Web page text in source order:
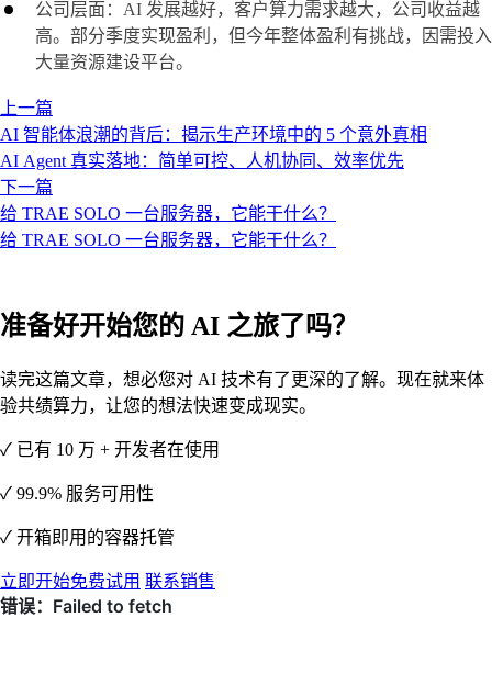
公司层面：AI 发展越好，客户算力需求越大，公司收益越
高。部分季度实现盈利，但今年整体盈利有挑战，因需投入
大量资源建设平台。
上一篇
AI 智能体浪潮的背后：揭示生产环境中的 5 个意外真相
AI Agent 真实落地：简单可控、人机协同、效率优先
下一篇
给 TRAE SOLO 一台服务器，它能干什么？
给 TRAE SOLO 一台服务器，它能干什么？
准备好开始您的 AI 之旅了吗？
读完这篇文章，想必您对 AI 技术有了更深的了解。现在就来体
验共绩算力，让您的想法快速变成现实。
✓ 已有 10 万 + 开发者在使用
✓ 99.9% 服务可用性
✓ 开箱即用的容器托管
立即开始免费试用 联系销售